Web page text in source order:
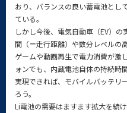
おり、バランスの良い蓄電池とし
ている。
しかし今後、電気自動車（EV）
間（＝走行距離）や数分レベルの
ゲームや動画再生で電力消費が激
ォンでも、内蔵電池自体の持続時
実現できれば、モバイルバッテリ
ろう。
Li電池の需要はますます拡大を続